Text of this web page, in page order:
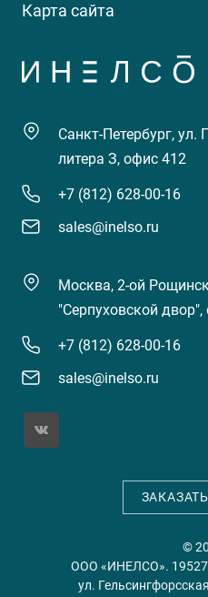
Карта сайта
Санкт-Петербург, ул.
литера З, офис 412
+7 (812) 628-00-16
sales@inelso.ru
Москва, 2-ой
"Серпуховской
+7 (812) 628-00-16
sales@inelso.ru
©
ООО «ИНЕЛСО».
ул.